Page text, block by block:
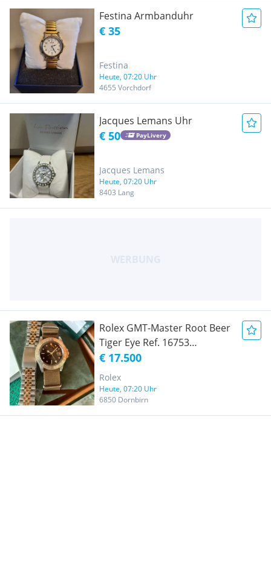
Festina Armbanduhr
€ 35
Festina
Heute, 07:20 Uhr
4655 Vorchdorf
Jacques Lemans Uhr
€ 50 PayLivery
Jacques Lemans
Heute, 07:20 Uhr
8403 Lang
Rolex GMT-Master Root Beer
Tiger Eye Ref. 16753
Sammler-Fullset 1985
€ 17.500
Rolex
Heute, 07:20 Uhr
6850 Dornbirn